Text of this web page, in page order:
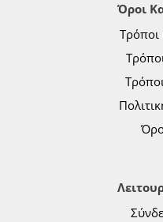
Όροι
Τρόποι